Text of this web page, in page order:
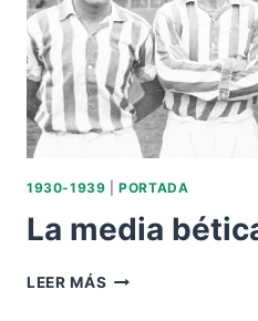
1930-1939 |PORTADA
La media
LEER MÁS LA